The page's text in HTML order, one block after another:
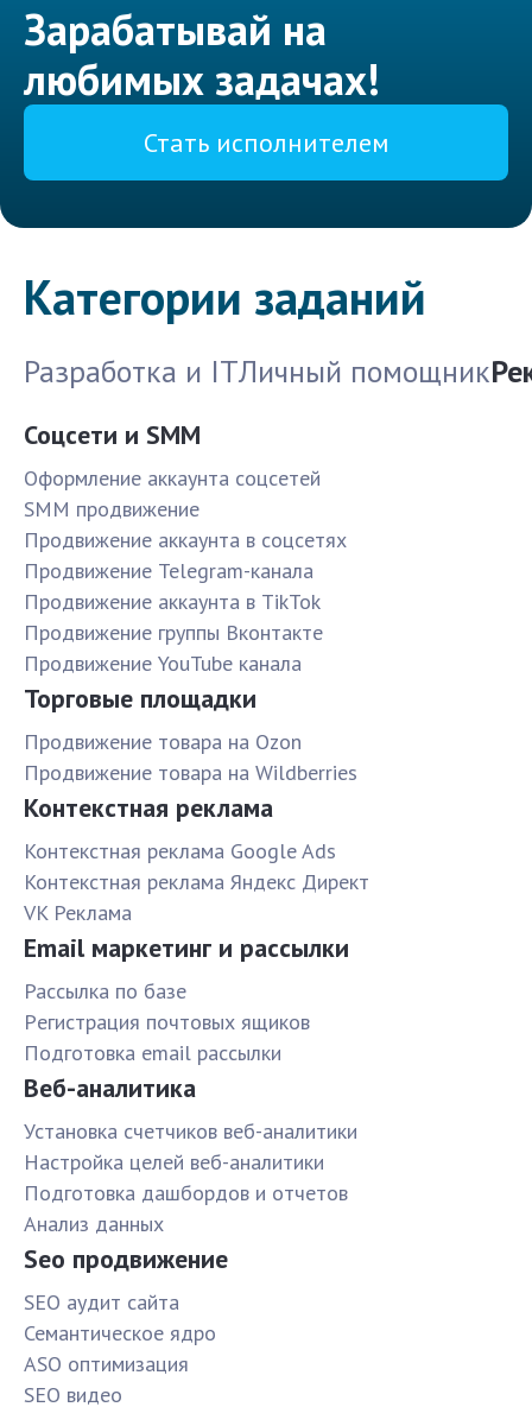
Зарабатывай на
любимых задачах!
Стать исполнителем
Категории заданий
Разработка и ITЛичный помощник
Соцсети и SMM
Оформление аккаунта соцсетей
SMM продвижение
Продвижение аккаунта в соцсетях
Продвижение Telegram-канала
Продвижение аккаунта в TikTok
Продвижение группы Вконтакте
Продвижение YouTube канала
Торговые площадки
Продвижение товара на Ozon
Продвижение товара на Wildberries
Контекстная реклама
Контекстная реклама Google Ads
Контекстная реклама Яндекс Директ
VK Реклама
Email маркетинг и рассылки
Рассылка по базе
Pегистрация почтовых ящиков
Подготовка email рассылки
Веб-аналитика
Установка счетчиков веб-аналитики
Настройка целей веб-аналитики
Подготовка дашбордов и отчетов
Анализ данных
Seo продвижение
SЕО аудит сайта
Семантическое ядро
ASO оптимизация
SЕО видео